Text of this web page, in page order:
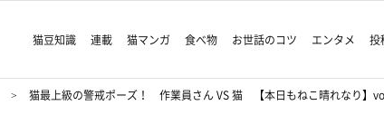
猫豆知識 連載 猫マンガ 食べ物 お世話のコツ エンタメ 投
猫最上級の警戒ポーズ！ 作業員さん VS 猫 【本日もねこ晴れなり】